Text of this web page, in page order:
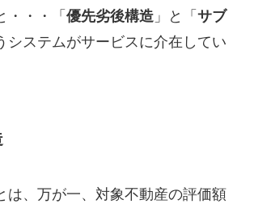
・・・「 優先劣後構造」と「 サブ
システムがサービスに介在してい
は、万が一、対象不動産の評価額